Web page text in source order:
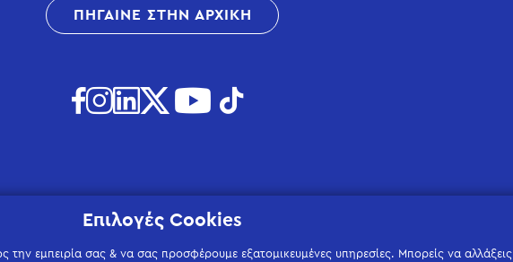
ΠΗΓΑΙΝΕ ΣΤΗΝ ΑΡΧΙΚΗ
Επιλογές Cookies
εμπειρία σας & να σας προσφέρουμε εξατομικευμένες υπηρεσίες. Μπορείς να